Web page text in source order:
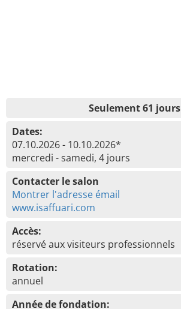
Seulement 61 jours
Dates:
07.10.2026 - 10.10.2026*
mercredi - samedi, 4 jours
Contacter le salon
Montrer l'adresse émail
www.isaffuari.com
Accès:
réservé aux visiteurs professionnels
Rotation:
annuel
Année de fondation: